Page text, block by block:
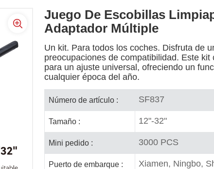
Juego De Escobillas
Adaptador Múltiple
Un kit. Para todos los coches. Disfruta de
preocupaciones de compatibilidad. Este
para un ajuste universal, ofreciendo un
cualquier época del año.
Número de artículo : SF837
Tamaño : 12"-32"
Mini pedido : 3000 PCS
Puerto de embarque : Xiamen, Ningbo,